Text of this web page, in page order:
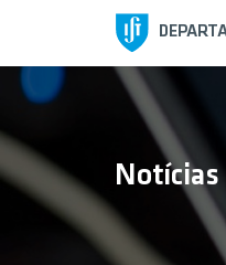
Notícias